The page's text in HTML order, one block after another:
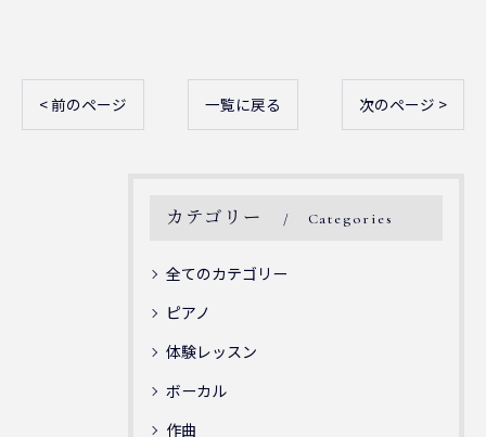
< 前のページ 一覧に戻る 次のページ >
カテゴリー Categories
全てのカテゴリー
ピアノ
体験レッスン
ボーカル
作曲